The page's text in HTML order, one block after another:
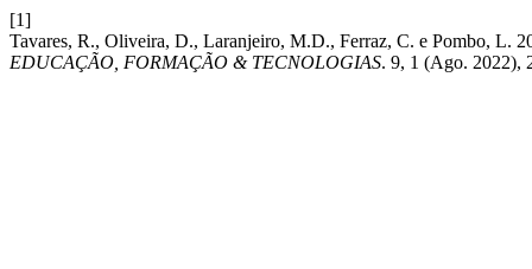
[1]
Tavares, R., Oliveira, D., Laranjeiro, M.D., Ferraz, C. e Pombo, L.
EDUCAÇÃO, FORMAÇÃO & TECNOLOGIAS. 9, 1 (Ago. 2022),